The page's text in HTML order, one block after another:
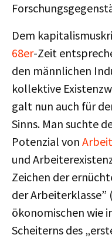
Dem
68er-Zeit
den männlichen
kollektive
galt nun auch für
Sinns. Man suchte
Potenzial von
und
Zeichen der
der Arbeiterklasse”
ökonomischen wie
Scheiterns des